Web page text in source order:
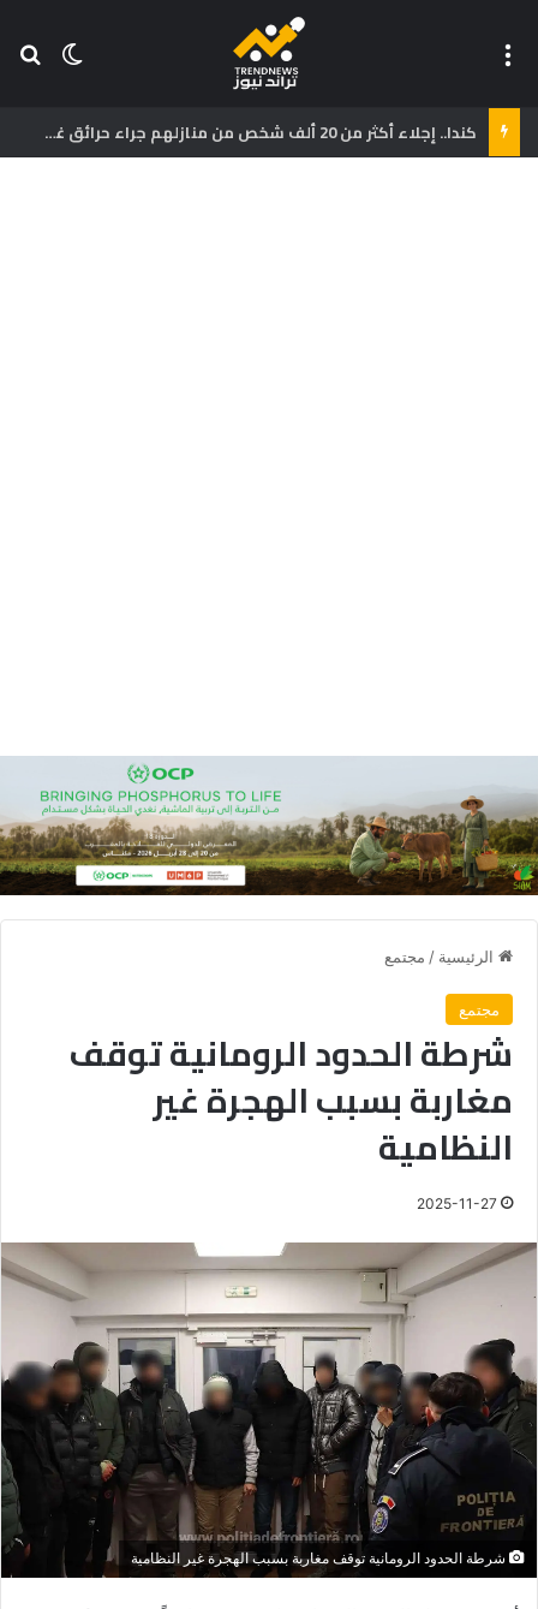
الوضع
كندا.. إجلاء أكثر من 20 ألف شخص من منازلهم جراء حرائق غابات غرب البلاد
الرئيسية / مجتمع
مجتمع
شرطة الحدود الرومانية توقف
مغاربة بسبب الهجرة غير
النظامية
2025-11-27
شرطة الحدود الرومانية توقف مغاربة بسبب الهجرة غير النظامية